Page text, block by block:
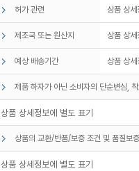
허가 관련 상품 상
제조국 또는 원산지 상품 상
예상 배송기간 상품 상
제품 하자가 아닌 소비자의 단순변심,
상품 상세정보에 별도 표기
상품의 교환/반품/보증 조건 및 품질보
상품 상세정보에 별도 표기